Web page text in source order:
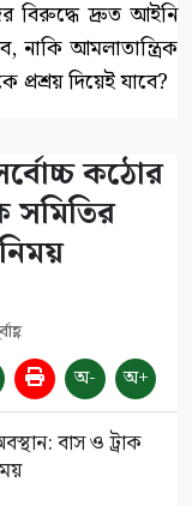
বিরুদ্ধে দ্রুত আইনি
নাকি আমলাতান্ত্রিক
দিয়েই যাবে?
কঠোর
সমিতির
অ- অ+